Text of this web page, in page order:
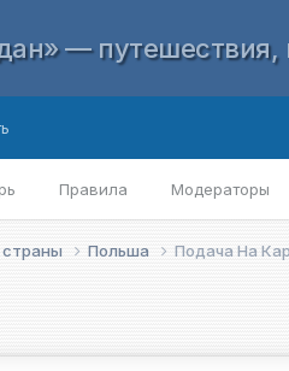
— путешествия,
Правила Модераторы
страны Польша Подача На